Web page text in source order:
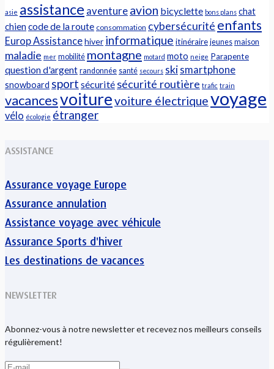
asie assistance aventure avion bicyclette bons plans chat
chiencode de la route consommation cybersécurité enfants
Europ Assistancehiver informatique itinéraire jeunes maison
maladie mer mobilité montagne motard moto neige Parapente
question d'argent randonnée santé secours ski smartphone
snowboard sport sécurité sécurité routière trafic train
vacancesvoiturevoiture électriquevoyage
vélo écologie étranger
ASSISTANCE
Assurance voyage Europe
Assurance annulation
Assistance voyage avec véhicule
Assurance Sports d'hiver
Les destinations de vacances
NEWSLETTER
Abonnez-vous à notre newsletter et recevez nos meilleurs conseils
régulièrement!